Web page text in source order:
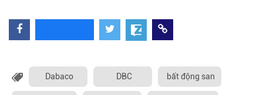
Dabaco DBC bất động san